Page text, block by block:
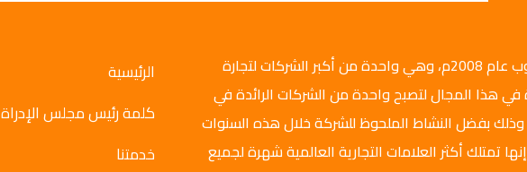
تأسست شركة الليثي أوتو جروب عام 2008م، وهي واحدة من أكبر الشركات لتجارة
في هذا المجال لتصبح واحدة من الشركات الرائدة في
وذلك بفضل النشاط الملحوظ للشركة خلال هذه السنوات
تمتلك أكثر العلامات التجارية العالمية شهرة لجميع
الرئيسية
كلمة رئيس مجلس الإدراة
خدمتنا